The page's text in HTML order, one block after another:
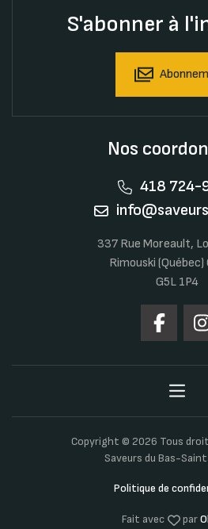
S'abonner à
Nos
418 724-
337 Rue Moreault,
Rimouski (Québec)
G5L 1P4
Copyright © 2026 Tous
Saveurs du Bas-
Politique de
Fait avec par